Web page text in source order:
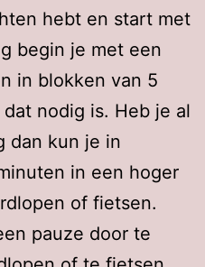
hebt en start met
begin je met een
in blokken van 5
nodig is. Heb je al
dan kun je in
in een hoger
of fietsen.
pauze door te